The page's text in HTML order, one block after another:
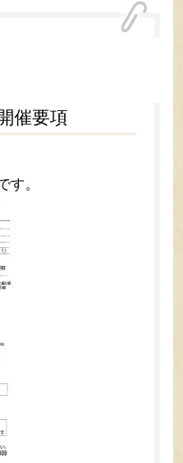
催要項
す。